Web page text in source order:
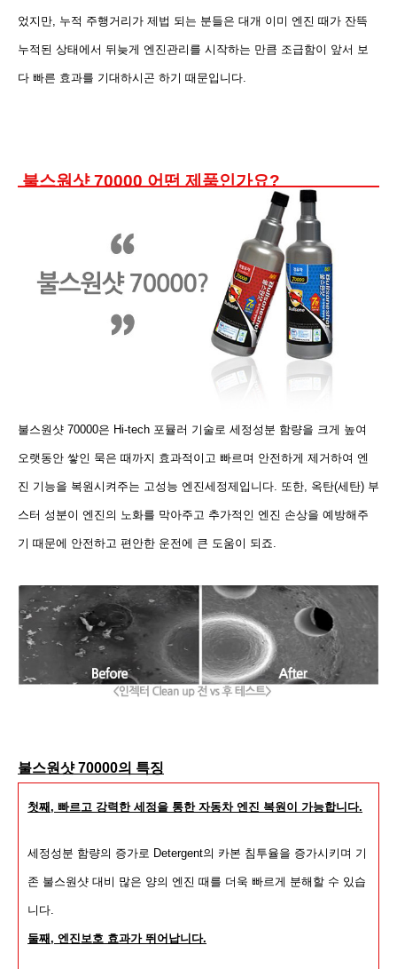
었지만, 누적 주행거리가 제법 되는 분들은 대개 이미 엔진 때가 잔뜩
누적된 상태에서 뒤늦게 엔진관리를 시작하는 만큼 조급함이 앞서 보
다 빠른 효과를 기대하시곤 하기 때문입니다.
불스원샷 70000 어떤 제품인가요?
불스원샷 70000은 Hi-tech 포뮬러 기술로 세정성분 함량을 크게 높여
오랫동안 쌓인 묵은 때까지 효과적이고 빠르며 안전하게 제거하여 엔
진 기능을 복원시켜주는 고성능 엔진세정제입니다. 또한, 옥탄(세탄) 부
스터 성분이 엔진의 노화를 막아주고 추가적인 엔진 손상을 예방해주
기 때문에 안전하고 편안한 운전에 큰 도움이 되죠.
불스원샷 70000의 특징
첫째, 빠르고 강력한 세정을 통한 자동차 엔진 복원이 가능합니다.
세정성분 함량의 증가로 Detergent의 카본 침투율을 증가시키며 기
존 불스원샷 대비 많은 양의 엔진 때를 더욱 빠르게 분해할 수 있습
니다.
둘째, 엔진보호 효과가 뛰어납니다.